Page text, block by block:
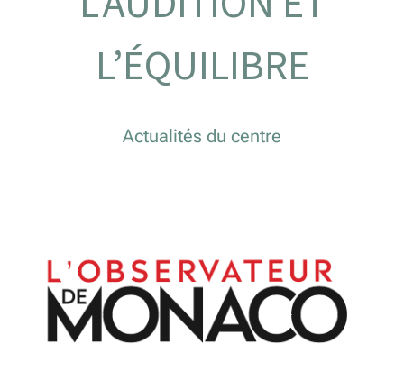
L’ÉQUILIBRE
Actualités du centre